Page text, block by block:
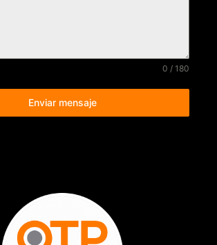
0 / 180
Enviar mensaje